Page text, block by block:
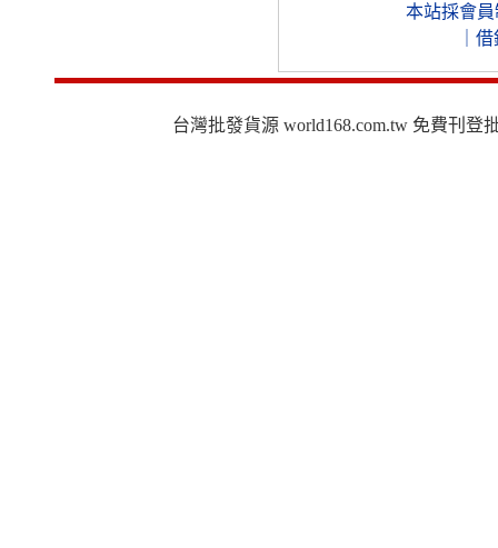
本站採會員
借
台灣批發貨源 world168.com.tw 免費刊登